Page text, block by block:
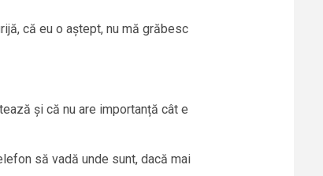
că eu o aștept, nu mă grăbesc
și că nu are importanță cât e
să vadă unde sunt, dacă mai